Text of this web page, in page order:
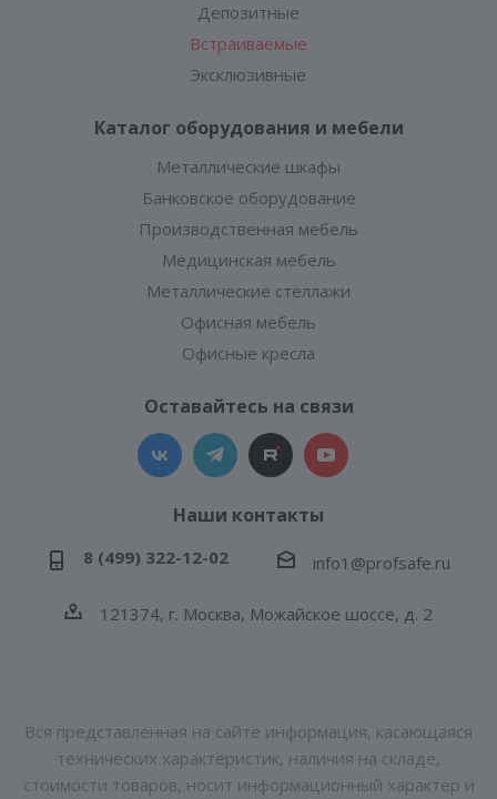
Депозитные
Встраиваемые
Эксклюзивные
Каталог оборудования и мебели
Металлические шкафы
Банковское оборудование
Производственная мебель
Медицинская мебель
Металлические стеллажи
Офисная мебель
Офисные кресла
Оставайтесь на связи
Наши контакты
8 (499) 322-12-02 info1@profsafe.ru
121374, г. Москва, Можайское шоссе, д. 2
Вся представленная на сайте информация, касающаяся
технических характеристик, наличия на складе,
стоимости товаров, носит информационный характер и